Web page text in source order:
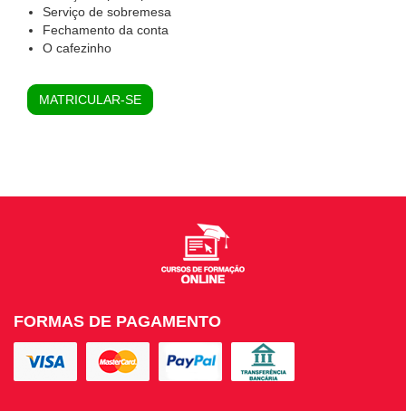
Serviço de sobremesa
Fechamento da conta
O cafezinho
MATRICULAR-SE
FORMAS DE PAGAMENTO